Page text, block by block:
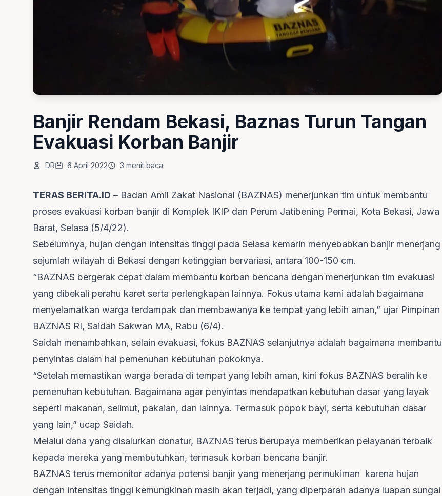
Banjir Rendam Bekasi, Baznas Turun Tangan
Evakuasi Korban Banjir
DR 6 April 2022 3 menit baca
TERAS BERITA.ID – Badan Amil Zakat Nasional (BAZNAS) menerjunkan tim untuk membantu
proses evakuasi korban banjir di Komplek IKIP dan Perum Jatibening Permai, Kota Bekasi, Jawa
Barat, Selasa (5/4/22).
Sebelumnya, hujan dengan intensitas tinggi pada Selasa kemarin menyebabkan banjir menerjang
sejumlah wilayah di Bekasi dengan ketinggian bervariasi, antara 100-150 cm.
“BAZNAS bergerak cepat dalam membantu korban bencana dengan menerjunkan tim evakuasi
yang dibekali perahu karet serta perlengkapan lainnya. Fokus utama kami adalah bagaimana
menyelamatkan warga terdampak dan membawanya ke tempat yang lebih aman,” ujar Pimpinan
BAZNAS RI, Saidah Sakwan MA, Rabu (6/4).
Saidah menambahkan, selain evakuasi, fokus BAZNAS selanjutnya adalah bagaimana membantu
penyintas dalam hal pemenuhan kebutuhan pokoknya.
“Setelah memastikan warga berada di tempat yang lebih aman, kini fokus BAZNAS beralih ke
pemenuhan kebutuhan. Bagaimana agar penyintas mendapatkan kebutuhan dasar yang layak
seperti makanan, selimut, pakaian, dan lainnya. Termasuk popok bayi, serta kebutuhan dasar
yang lain,” ucap Saidah.
Melalui dana yang disalurkan donatur, BAZNAS terus berupaya memberikan pelayanan terbaik
kepada mereka yang membutuhkan, termasuk korban bencana banjir.
BAZNAS terus memonitor adanya potensi banjir yang menerjang permukiman karena hujan
dengan intensitas tinggi kemungkinan masih akan terjadi, yang diperparah adanya luapan sungai